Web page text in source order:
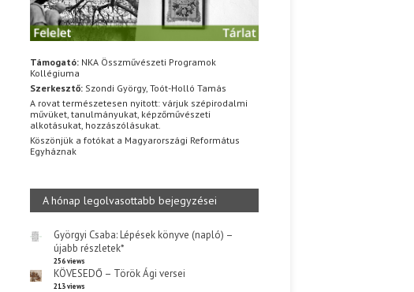
Támogató: NKA Összművészeti Programok
Kollégiuma
Szerkesztő: Szondi György, Toót-Holló Tamás
A rovat természetesen nyitott: várjuk szépirodalmi
művüket, tanulmányukat, képzőművészeti
alkotásukat, hozzászólásukat.
Köszönjük a fotókat a Magyarországi Református
Egyháznak
A hónap legolvasottabb bejegyzései
Györgyi Csaba: Lépések könyve (napló) –
újabb részletek*
256 views
KÖVESEDŐ – Török Ági versei
213 views